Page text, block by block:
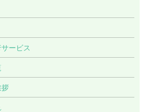
ービス